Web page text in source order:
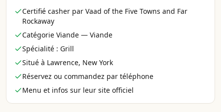
Certifié casher par Vaad of the Five Towns and Far
Rockaway
Catégorie Viande — Viande
Spécialité : Grill
Situé à Lawrence, New York
Réservez ou commandez par téléphone
Menu et infos sur leur site officiel